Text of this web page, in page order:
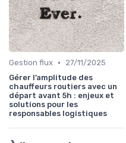
Gestion flux •
27/11/2025
Gérer l’amplitude des
chauffeurs routiers avec un
départ avant 5h : enjeux et
solutions pour les
responsables logistiques